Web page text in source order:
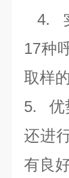
4.
17种
取样
5. 优
还进
有良